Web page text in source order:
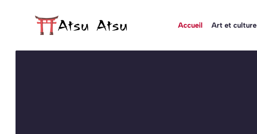
Accueil Art et culture